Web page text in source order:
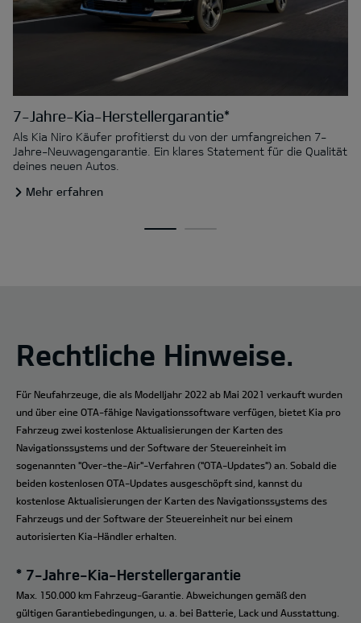
7-Jahre-Kia-Herstellergarantie*
Als Kia Niro Käufer profitierst du von der umfangreichen 7-
Jahre-Neuwagengarantie. Ein klares Statement für die Qualität
deines neuen Autos.
Mehr erfahren
Rechtliche Hinweise.
Für Neufahrzeuge, die als Modelljahr 2022 ab Mai 2021 verkauft wurden
und über eine OTA-fähige Navigationssoftware verfügen, bietet Kia pro
Fahrzeug zwei kostenlose Aktualisierungen der Karten des
Navigationssystems und der Software der Steuereinheit im
sogenannten "Over-the-Air"-Verfahren ("OTA-Updates") an. Sobald die
beiden kostenlosen OTA-Updates ausgeschöpft sind, kannst du
kostenlose Aktualisierungen der Karten des Navigationssystems des
Fahrzeugs und der Software der Steuereinheit nur bei einem
autorisierten Kia-Händler erhalten.
* 7-Jahre-Kia-Herstellergarantie
Max. 150.000 km Fahrzeug-Garantie. Abweichungen gemäß den
gültigen Garantiebedingungen, u. a. bei Batterie, Lack und Ausstattung.